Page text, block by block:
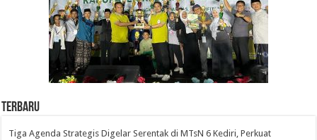
Terbaru
Tiga Agenda Strategis Digelar Serentak di MTsN 6 Kediri, Perkuat